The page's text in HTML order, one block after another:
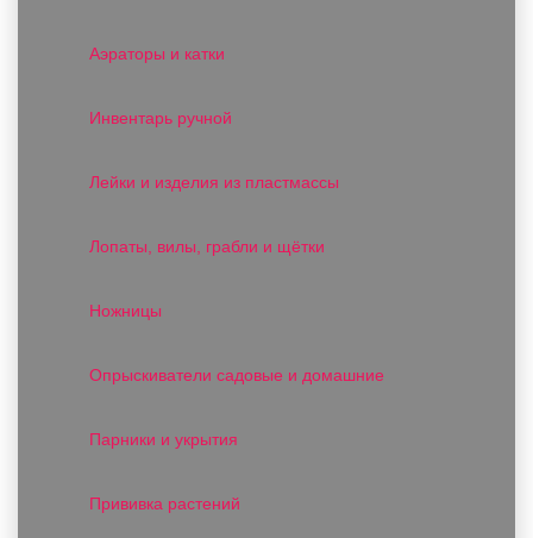
Аэраторы и катки
Инвентарь ручной
Лейки и изделия из пластмассы
Лопаты, вилы, грабли и щётки
Ножницы
Опрыскиватели садовые и домашние
Парники и укрытия
Прививка растений